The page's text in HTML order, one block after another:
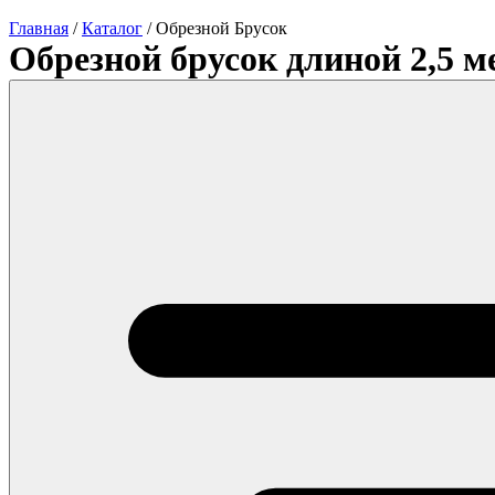
Главная /Каталог /Обрезной Брусок
Обрезной брусок длиной 2,5